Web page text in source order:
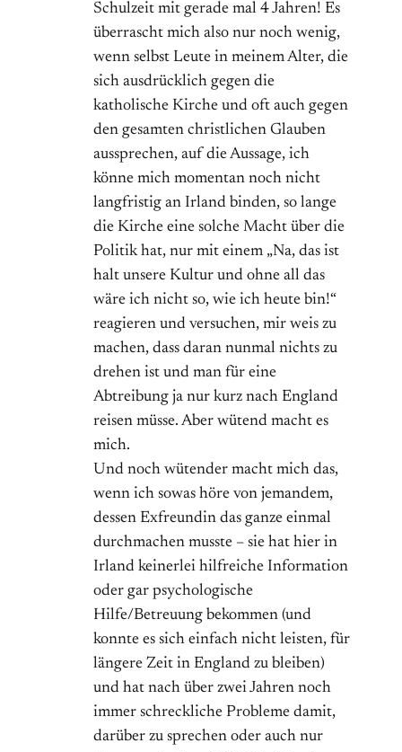
Schulzeit mit gerade mal 4 Jahren! Es
überrascht mich also nur noch wenig,
wenn selbst Leute in meinem Alter, die
sich ausdrücklich gegen die
katholische Kirche und oft auch gegen
den gesamten christlichen Glauben
aussprechen, auf die Aussage, ich
könne mich momentan noch nicht
langfristig an Irland binden, so lange
die Kirche eine solche Macht über die
Politik hat, nur mit einem „Na, das ist
halt unsere Kultur und ohne all das
wäre ich nicht so, wie ich heute bin!“
reagieren und versuchen, mir weis zu
machen, dass daran nunmal nichts zu
drehen ist und man für eine
Abtreibung ja nur kurz nach England
reisen müsse. Aber wütend macht es
mich.
Und noch wütender macht mich das,
wenn ich sowas höre von jemandem,
dessen Exfreundin das ganze einmal
durchmachen musste – sie hat hier in
Irland keinerlei hilfreiche Information
oder gar psychologische
Hilfe/Betreuung bekommen (und
konnte es sich einfach nicht leisten, für
längere Zeit in England zu bleiben)
und hat nach über zwei Jahren noch
immer schreckliche Probleme damit,
darüber zu sprechen oder auch nur